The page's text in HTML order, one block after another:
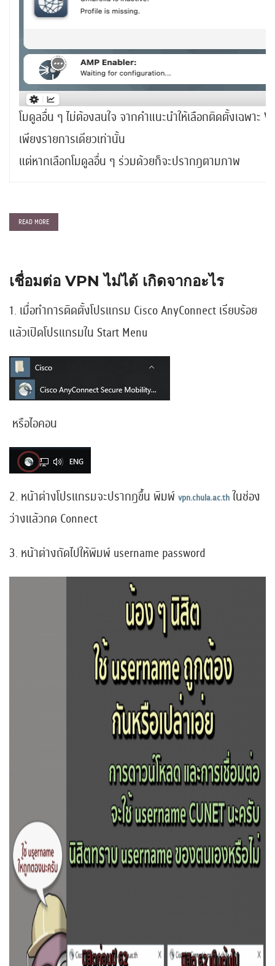
โมดูลอื่น ๆ ไม่ต้องสนใจ จากคำแนะนำให้เลือกติดตั้งเฉพาะ
เพียงรายการเดียวเท่านั้น
แต่หากเลือกโมดูลอื่น ๆ ร่วมด้วยก็จะปรากฎตามภาพ
READ MORE
เชื่อมต่อ VPN ไม่ได้ เกิดจากอะไร
1. เมื่อทำการติดตั้งโปรแกรม Cisco AnyConnect เรียบร้อย
แล้วเปิดโปรแกรมใน Start Menu
หรือไอคอน
2. หน้าต่างโปรแกรมจะปรากฎขึ้น พิมพ์ vpn.chula.ac.thในช่อง
ว่างแล้วกด Connect
3. หน้าต่างถัดไปให้พิมพ์ username password